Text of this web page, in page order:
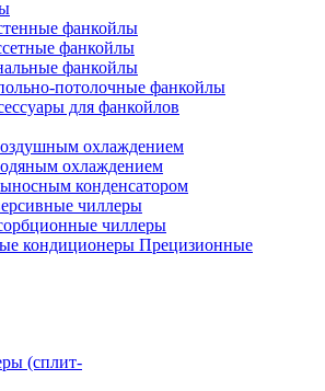
фанкойлы
фанкойлы
фанкойлы
потолочные фанкойлы
для фанкойлов
охлаждением
охлаждением
конденсатором
чиллеры
чиллеры
Прецизионные